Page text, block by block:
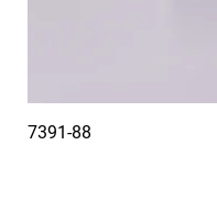
7391-88